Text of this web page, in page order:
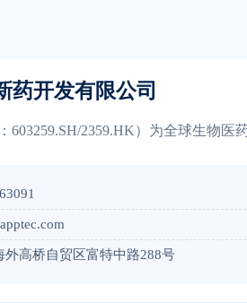
药开发有限公司
603259.SH/2359.HK）为全球生物
外高桥自贸区富特中路288号